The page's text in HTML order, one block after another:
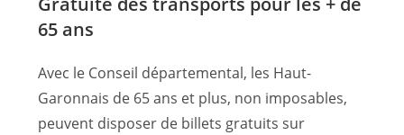
65 ans
Avec le Conseil départemental, les Haut-
Garonnais de 65 ans et plus, non imposables,
peuvent disposer de billets gratuits sur